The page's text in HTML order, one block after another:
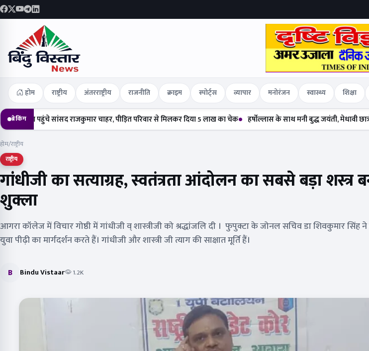
होम राष्ट्रीय अंतरराष्ट्रीय राजनीति क्राइम स्पोर्ट्स व्यापार मनोरंजन स्वास्थ्य शिक्षा
ब्रेकिंग
सांसद राजकुमार चाहर, पीड़ित परिवार से मिलकर दिया 5 लाख का चेक हर्षोल्लास के साथ मनी बुद्ध जयंती, मेधावी छात्रों और
होम/राष्ट्रीय
राष्ट्रीय
गांधीजी का सत्याग्रह, स्वतंत्रता आंदोलन का सबसे बड़ा शस्त्र
शुक्ला
आगरा कॉलेज में विचार गोष्ठी में गांधीजी व् शास्त्रीजी को श्रद्धांजलि दी । फुपुक्टा के जोनल सचिव डा शिवकुमार सिंह
युवा पीढ़ी का मार्गदर्शन करते हैं। गांधीजी और शास्त्री जी त्याग की साक्षात मूर्ति हैं।
B Bindu Vistaar 1.2K